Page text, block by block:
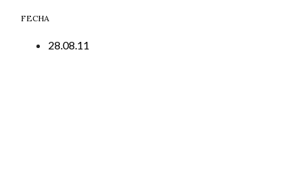
FECHA
28.08.11